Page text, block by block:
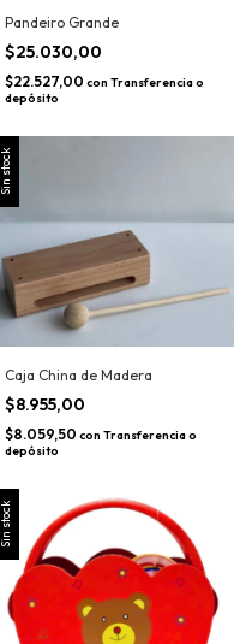
Pandeiro Grande
$25.030,00
$22.527,00 con Transferencia o
depósito
Sin stock
Caja China de Madera
$8.955,00
$8.059,50 con Transferencia o
depósito
Sin stock